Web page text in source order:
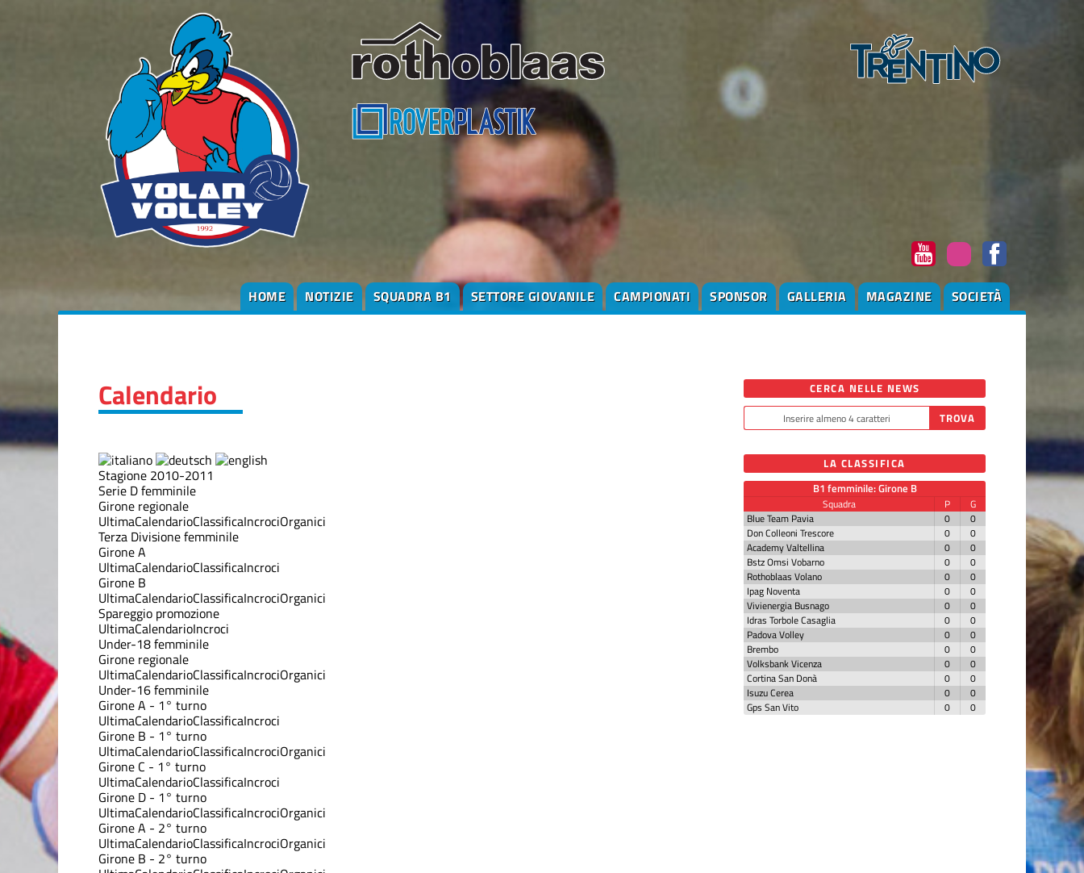
HOME NOTIZIE SQUADRA B1 SETTORE GIOVANILE CAMPIONATI SPONSOR GALLERIA MAGAZINE SOCIETÀ
Calendario
Stagione 2010-2011
Serie D femminile
Girone regionale
UltimaCalendarioClassificaIncrociOrganici
Terza Divisione femminile
Girone A
UltimaCalendarioClassificaIncroci
Girone B
UltimaCalendarioClassificaIncrociOrganici
Spareggio promozione
UltimaCalendarioIncroci
Under-18 femminile
Girone regionale
UltimaCalendarioClassificaIncrociOrganici
Under-16 femminile
Girone A - 1° turno
UltimaCalendarioClassificaIncroci
Girone B - 1° turno
UltimaCalendarioClassificaIncrociOrganici
Girone C - 1° turno
UltimaCalendarioClassificaIncroci
Girone D - 1° turno
UltimaCalendarioClassificaIncrociOrganici
Girone A - 2° turno
UltimaCalendarioClassificaIncrociOrganici
Girone B - 2° turno
CERCA NELLE NEWS
LA CLASSIFICA
B1 femminile: Girone B
Squadra P
G
Blue Team Pavia
0
0
Don Colleoni Trescore
0
0
Academy Valtellina
0
0
Bstz Omsi Vobarno
0
0
Rothoblaas Volano
0
0
Ipag Noventa
0
0
Vivienergia Busnago
0
0
Idras Torbole Casaglia
0
0
Padova Volley
0
0
Brembo
0
0
Volksbank Vicenza
0
0
Cortina San Donà
0
0
Isuzu Cerea
0
0
Gps San Vito
0 0